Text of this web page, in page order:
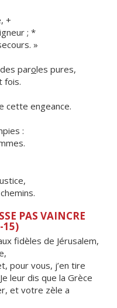
+
; *
»
paroles pures,
fois.
cette engeance.
:
PAS VAINCRE
15)
fidèles de Jérusalem,
pour vous, j’en tire
leur dis que la Grèce
et votre zèle a